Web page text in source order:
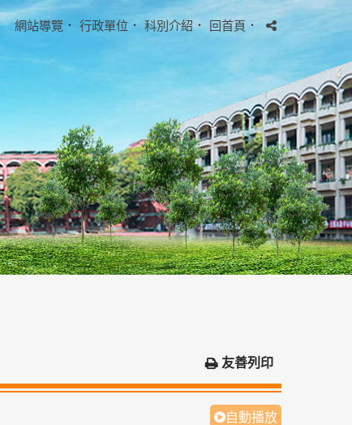
網站導覽 ． 行政單位 ． 科別介紹． 回首頁．
友善列印
自動播放